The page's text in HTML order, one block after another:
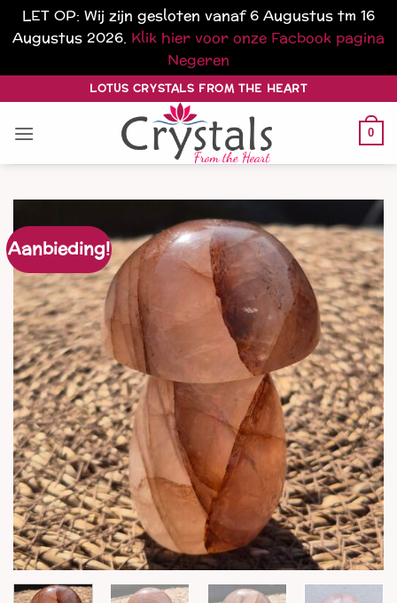
LET OP: Wij zijn gesloten vanaf 6 Augustus tm 16
Augustus 2026. Klik hier voor onze Facbook pagina
Negeren
naar
inhoud
LOTUS CRYSTALS FROM THE HEART
0
Aanbieding!